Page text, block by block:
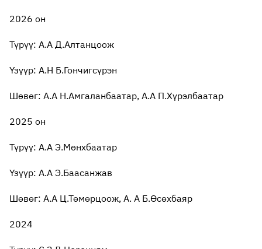
2026 он
Түрүү: А.А Д.Алтанцоож
Үзүүр: А.Н Б.Гончигсүрэн
Шөвөг: А.А Н.Амгаланбаатар, А.А П.Хүрэлбаатар
2025 он
Түрүү: А.А Э.Мөнхбаатар
Үзүүр: А.А Э.Баасанжав
Шөвөг: А.А Ц.Төмөрцоож, А. А Б.Өсөхбаяр
2024